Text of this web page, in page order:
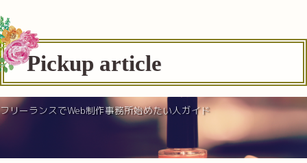
Pickup article
フリーランスでWeb制作事務所始めたい人ガイド